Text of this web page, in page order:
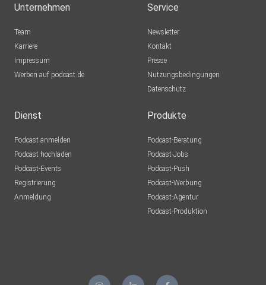
Unternehmen
Team
Karriere
Impressum
Werben auf podcast.de
Service
Newsletter
Kontakt
Presse
Nutzungsbedingungen
Datenschutz
Dienst
Podcast anmelden
Podcast hochladen
Podcast-Events
Registrierung
Anmeldung
Produkte
Podcast-Beratung
Podcast-Jobs
Podcast-Push
Podcast-Werbung
Podcast-Agentur
Podcast-Produktion